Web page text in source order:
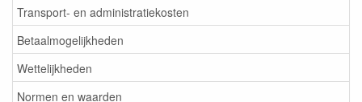
Transport- en administratiekosten
Betaalmogelijkheden
Wettelijkheden
Normen en waarden